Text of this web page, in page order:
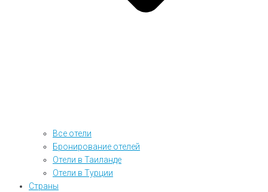
Все отели
Бронирование отелей
Отели в Таиланде
Отели в Турции
Страны